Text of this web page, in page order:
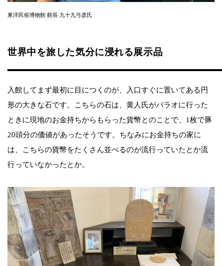
東洋民俗博物館 館長 九十九弓彦氏
世界中を旅した気分に浸れる展示品
入館してまず最初に目につくのが、入口すぐに置いてある円
形の大きな石です。こちらの石は、黄人氏がパラオに行った
ときに現地のお金持ちからもらった貨幣とのことで、1枚で豚
20頭分の価値があったそうです。ちなみにお金持ちの家に
は、こちらの貨幣をたくさん並べるのが流行っていたとか流
行っていなかったとか。